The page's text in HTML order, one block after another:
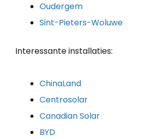
Oudergem
Sint-Pieters-Woluwe
Interessante installaties:
ChinaLand
Centrosolar
Canadian Solar
BYD